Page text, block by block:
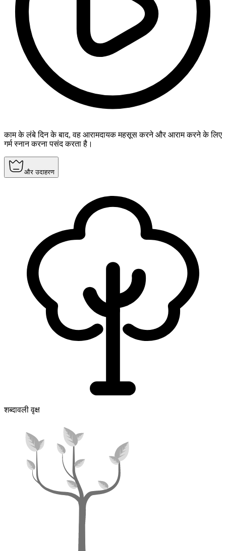
काम के लंबे दिन के बाद, वह आरामदायक महसूस करने और आराम करने के लिए
गर्म स्नान करना पसंद करता है।
और उदाहरण
शब्दावली वृक्ष